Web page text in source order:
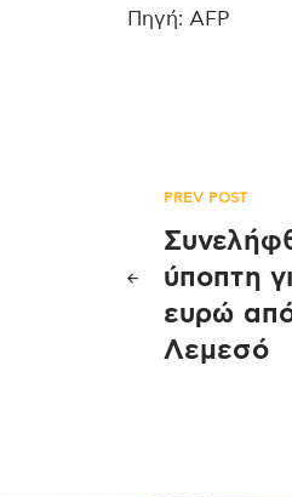
Πηγή: AFP
PREV POST
ύποπτη
ευρώ
Λεμεσό